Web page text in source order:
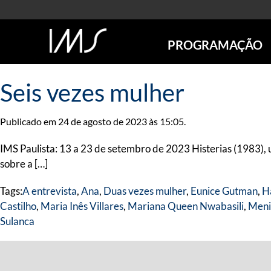
PROGRAMAÇÃO
SÃO PAULO
POÇOS DE CALDAS
FUTURAS
ANTERIORES
VISITAS MEDIADAS
Seis vezes mulher
Publicado em 24 de agosto de 2023 às 15:05.
IMS Paulista: 13 a 23 de setembro de 2023 Histerias
sobre a […]
Tags:A entrevista,Ana, Duas vezes mulher, Eunice Gutman,
Castilho, Maria Inês Villares, Mariana Queen Nwabasili,
Sulanca